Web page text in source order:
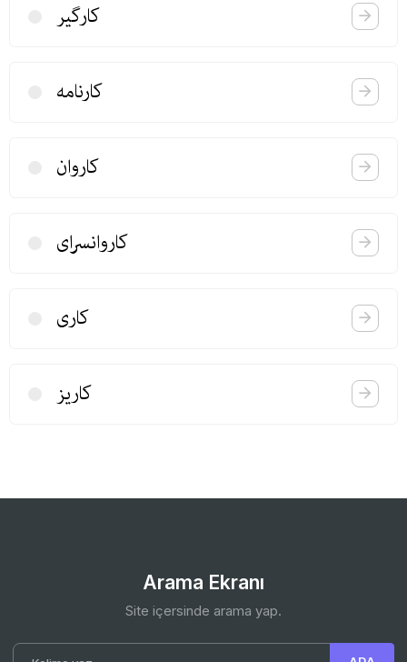
كارگیر
كارنامه
كاروان
كاروانسرای
كاری
كاریز
Arama Ekranı
Site içersinde arama yap.